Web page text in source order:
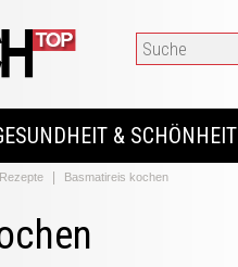
& SCHÖNHEIT
Rezepte Basmatireis kochen